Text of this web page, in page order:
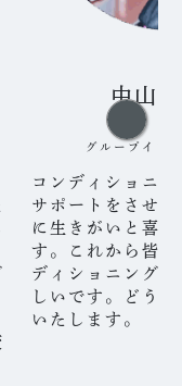
中山
グループイン
コンディショニ
サポートをさせ
に生きがいと喜
す。これから皆
ディショニング
しいです。どう
いたします。